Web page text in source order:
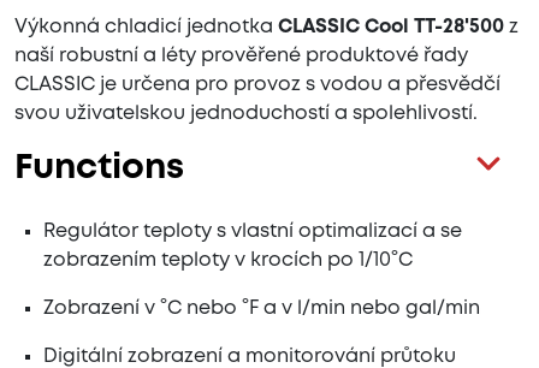
Výkonná chladicí jednotka CLASSIC Cool TT-28'500 z
naší robustní a léty prověřené produktové řady
CLASSIC je určena pro provoz s vodou a přesvědčí
svou uživatelskou jednoduchostí a spolehlivostí.
Functions
Regulátor teploty s vlastní optimalizací a se
zobrazením teploty v krocích po 1/10°C
Zobrazení v °C nebo °F a v l/min nebo gal/min
Digitální zobrazení a monitorování průtoku